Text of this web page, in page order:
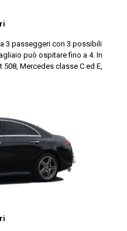
3 passeggeri con 3 possibili
può ospitare fino a 4. In
Mercedes classe C ed E,